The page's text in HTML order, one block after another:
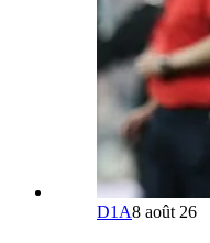
D1A8 août 26